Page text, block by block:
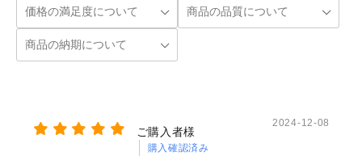
ご購入者様
購入確認済み
2024-12-08